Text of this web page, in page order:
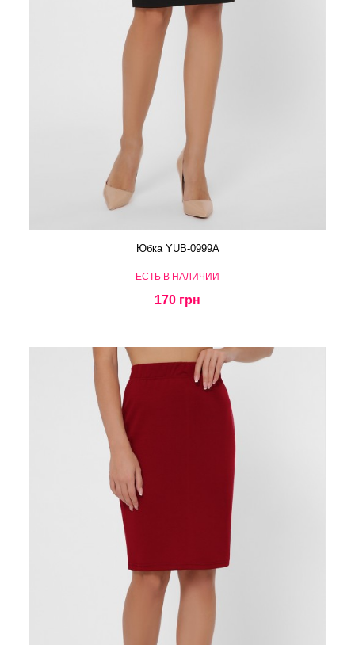
Юбка YUB-0999A
ЕСТЬ В НАЛИЧИИ
170 грн